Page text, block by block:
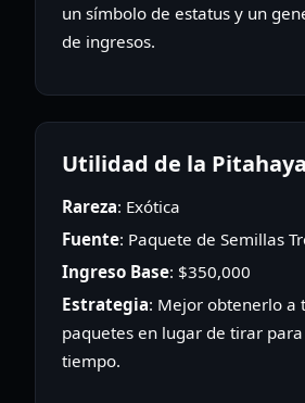
un símbolo de estatus y un
de ingresos.
Utilidad de la Pitahaya
Rareza: Exótica
Fuente: Paquete de Semillas
Ingreso Base: $350,000
Estrategia: Mejor obtenerlo a
paquetes en lugar de tirar
tiempo.